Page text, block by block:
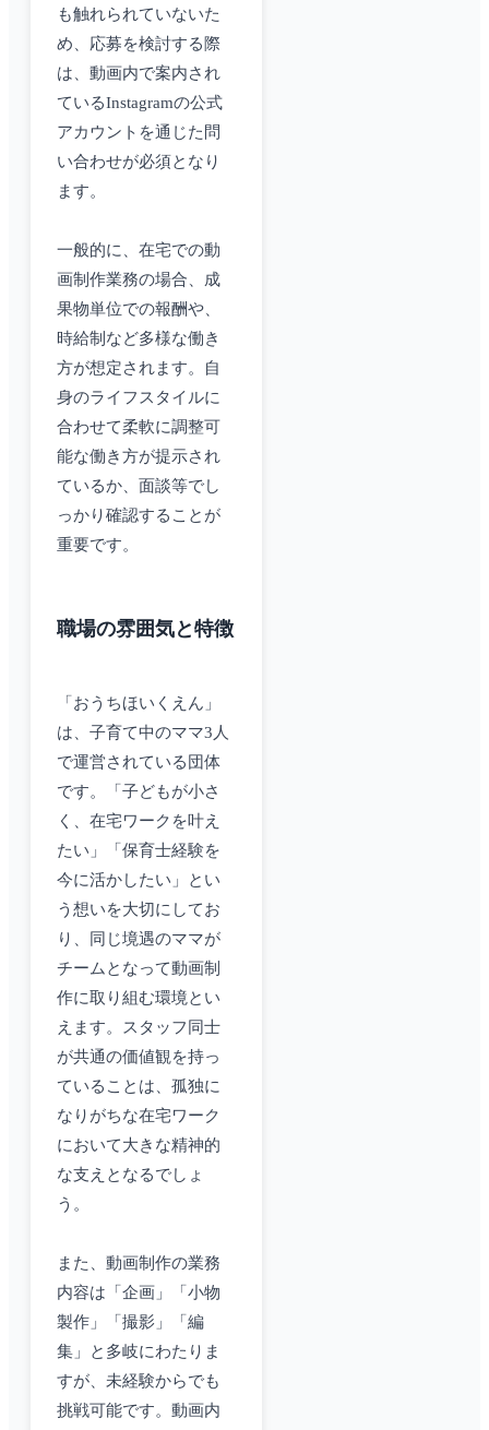
も触れられていないた
め、応募を検討する際
は、動画内で案内され
ているInstagramの公式
アカウントを通じた問
い合わせが必須となり
ます。
一般的に、在宅での動
画制作業務の場合、成
果物単位での報酬や、
時給制など多様な働き
方が想定されます。自
身のライフスタイルに
合わせて柔軟に調整可
能な働き方が提示され
ているか、面談等でし
っかり確認することが
重要です。
職場の雰囲気と特徴
「おうちほいくえん」
は、子育て中のママ3人
で運営されている団体
です。「子どもが小さ
く、在宅ワークを叶え
たい」「保育士経験を
今に活かしたい」とい
う想いを大切にしてお
り、同じ境遇のママが
チームとなって動画制
作に取り組む環境とい
えます。スタッフ同士
が共通の価値観を持っ
ていることは、孤独に
なりがちな在宅ワーク
において大きな精神的
な支えとなるでしょ
う。
また、動画制作の業務
内容は「企画」「小物
製作」「撮影」「編
集」と多岐にわたりま
すが、未経験からでも
挑戦可能です。動画内